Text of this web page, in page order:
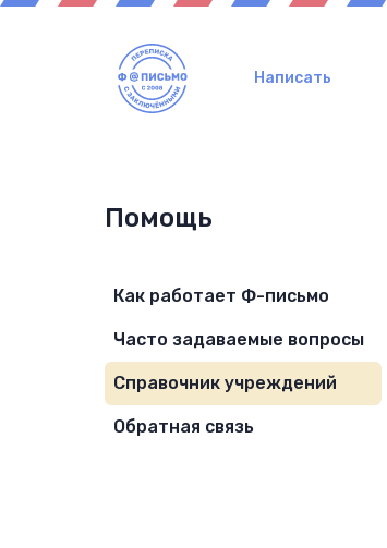
Написать
Помощь
Как работает Ф-письмо
Часто задаваемые вопросы
Справочник учреждений
Обратная связь